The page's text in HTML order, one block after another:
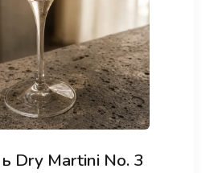
Dry Martini No. 3